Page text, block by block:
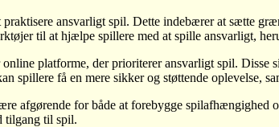
ansvarligt spil. Dette indebærer at sætte
til at hjælpe spillere med at spille ansvarligt,
platforme, der prioriterer ansvarligt spil.
spillere få en mere sikker og støttende oplevelse,
afgørende for både at forebygge
tilgang til spil.